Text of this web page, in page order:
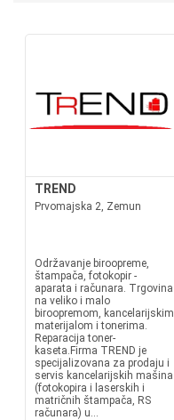
TREND
Prvomajska 2, Zemun
Održavanje biroopreme,
štampača, fotokopir -
aparata i računara. Trgovina
na veliko i malo
biroopremom, kancelarijskim
materijalom i tonerima.
Reparacija toner-
kaseta.Firma TREND je
specijalizovana za prodaju i
servis kancelarijskih mašina
(fotokopira i laserskih i
matričnih štampača, RS
računara) u...